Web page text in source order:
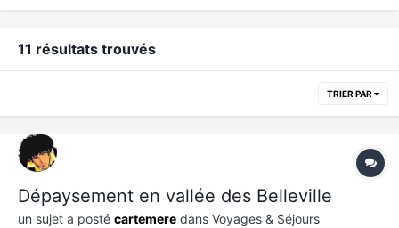
11 résultats trouvés
TRIER PAR
Dépaysement en vallée des Belleville
un sujet a posté cartemere dans Voyages & Séjours